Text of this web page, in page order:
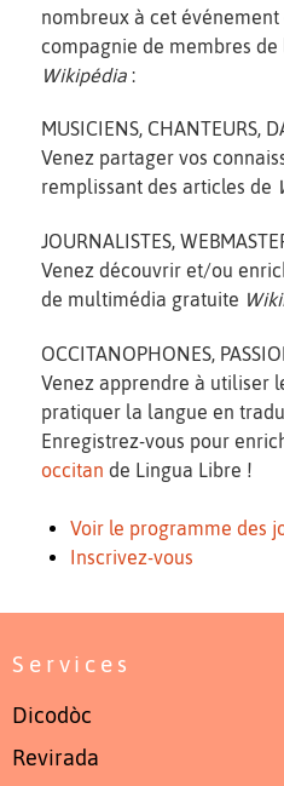
nombreux à cet
compagnie de membres
Wikipédia :
MUSICIENS, CHANTEURS,
Venez partager vos
remplissant des articles de
JOURNALISTES,
Venez découvrir et/ou
de multimédia gratuite
OCCITANOPHONES,
Venez apprendre à utiliser
pratiquer la langue en
Enregistrez-vous pour
occitan de Lingua Libre !
Voir le programme des
Inscrivez-vous
Services
Dicodòc
Revirada